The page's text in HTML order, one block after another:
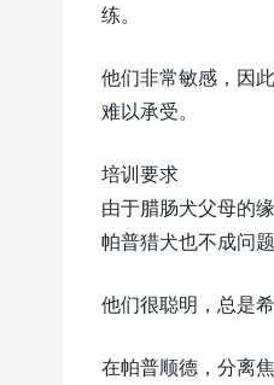
练。
他们非常敏感，因
难以承受。
培训要求
由于腊肠犬父母的
帕普猎犬也不成问
他们很聪明，总是
在帕普顺德，分离